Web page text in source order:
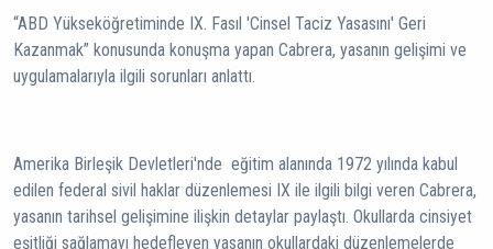
“ABD Yükseköğretiminde IX. Fasıl 'Cinsel Taciz Yasasını' Geri
Kazanmak” konusunda konuşma yapan Cabrera, yasanın gelişimi ve
uygulamalarıyla ilgili sorunları anlattı.
Amerika Birleşik Devletleri'nde eğitim alanında 1972 yılında kabul
edilen federal sivil haklar düzenlemesi IX ile ilgili bilgi veren Cabrera,
yasanın tarihsel gelişimine ilişkin detaylar paylaştı. Okullarda cinsiyet
eşitliği sağlamayı hedefleyen yasanın okullardaki düzenlemelerde